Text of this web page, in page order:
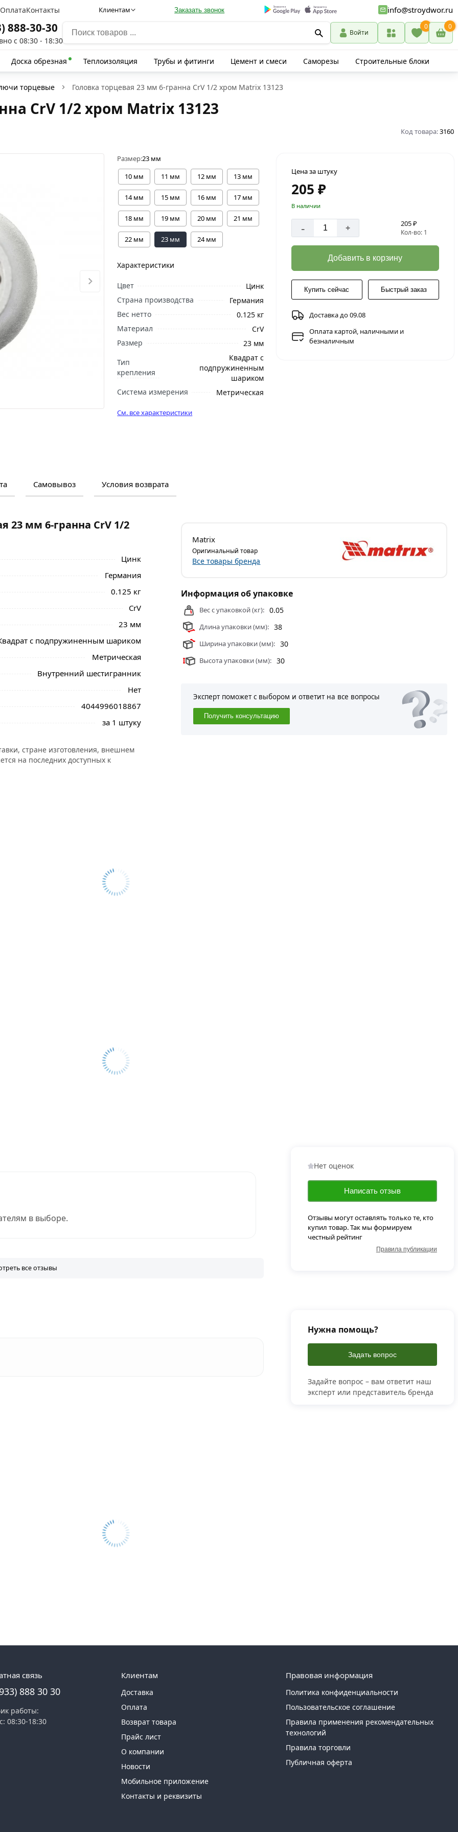
ОплатаКонтакты Клиентам Заказать звонок info@stroydwor.ru
888-30-30
с 08:30 - 18:30
Войти
0 0
Доска обрезная Теплоизоляция Трубы и фитинги Цемент и смеси Саморезы Строительные блоки
торцевые Головка торцевая 23 мм 6-гранна CrV 1/2 хром Matriх 13123
CrV 1/2 хром Matriх 13123
Код товара:3160
Размер:23 мм
10 мм
11 мм 12 мм 13 мм
14 мм 15 мм 16 мм 17 мм
18 мм 19 мм 20 мм 21 мм
22 мм 23 мм 24 мм
Характеристики
Цвет
Цинк
Страна производства
Германия
Вес нетто
0.125 кг
Материал
CrV
Размер
23 мм
Тип
крепления
Квадрат с
подпружиненным
шариком
Система измерения
Метрическая
См. все характеристики
Цена за штуку
205 ₽
В наличии
- + 205 ₽
Кол-во: 1
Добавить в корзину
Купить сейчас Быстрый заказ
Доставка до 09.08
Оплата картой, наличными и
безналичным
Самовывоз Условия возврата
и отзывами о товаре, чтобы сделать
предназначена для эффективного
с увеличенной площадью контакта с
нагрузках.
рабочей части головки – 42 HRС.
при работе. Имеет ярко-красную
6-гранна CrV 1/2 хром Matriх 13123 из
23 мм 6-гранна CrV 1/2
Цинк
Германия
0.125 кг
CrV
23 мм
с подпружиненным шариком
Метрическая
Внутренний шестигранник
Нет
4044996018867
за 1 штуку
стране изготовления, внешнем
на последних доступных к
Matrix
Оригинальный товар
Все товары бренда
Информация об упаковке
Вес с упаковкой (кг): 0.05
Длина упаковки (мм): 38
Ширина упаковки (мм): 30
Высота упаковки (мм): 30
Эксперт поможет с выбором и ответит на все вопросы
Получить консультацию
в выборе.
все отзывы
Нет оценок
Написать отзыв
Отзывы могут оставлять только те, кто
купил товар. Так мы формируем
честный рейтинг
Правила публикации
Нужна помощь?
Задать вопрос
Задайте вопрос – вам ответит наш
эксперт или представитель бренда
связь
888 30 30
работы:
08:30-18:30
Клиентам
Доставка
Оплата
Возврат товара
Прайс лист
О компании
Новости
Мобильное приложение
Контакты и реквизиты
Правовая информация
Политика конфиденциальности
Пользовательское соглашение
Правила применения рекомендательных
технологий
Правила торговли
Публичная оферта